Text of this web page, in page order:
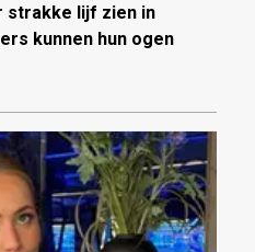
strakke lijf zien in
kunnen hun ogen